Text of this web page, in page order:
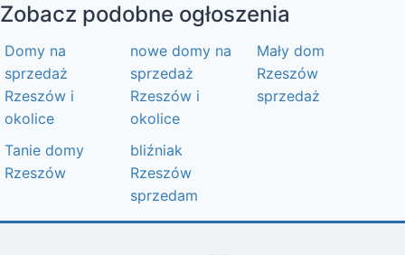
Zobacz podobne ogłoszenia
Domy na
sprzedaż
Rzeszów i
okolice
nowe domy na
sprzedaż
Rzeszów i
okolice
Mały dom
Rzeszów
sprzedaż
Tanie domy
Rzeszów
bliźniak
Rzeszów
sprzedam